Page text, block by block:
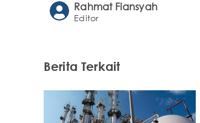
Rahmat Fiansyah
Editor
Berita Terkait